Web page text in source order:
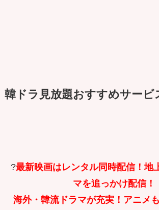
韓ドラ見放題おすすめサービ
?最新映画はレンタル同時配信！地
マを追っかけ配信！
海外・韓流ドラマが充実！アニメ